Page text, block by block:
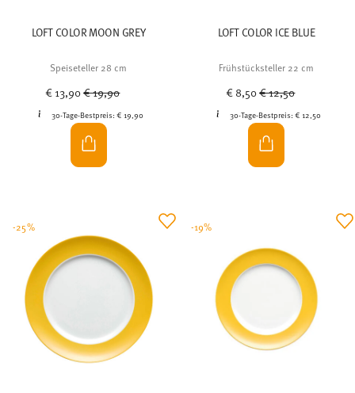
LOFT COLOR MOON GREY
Speiseteller 28 cm
€ 13,90Price reduced from
€ 19,90
30-Tage-Bestpreis: € 19,90
LOFT COLOR ICE BLUE
Frühstücksteller 22 cm
€ 8,50Price reduced from
€ 12,50
30-Tage-Bestpreis: € 12,50
-25% -19%